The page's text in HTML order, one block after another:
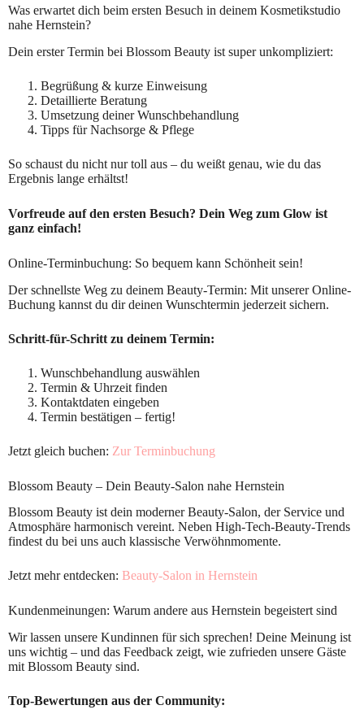
Was erwartet dich beim ersten Besuch in deinem Kosmetikstudio
nahe Hernstein?
Dein erster Termin bei Blossom Beauty ist super unkompliziert:
Begrüßung & kurze Einweisung
Detaillierte Beratung
Umsetzung deiner Wunschbehandlung
Tipps für Nachsorge & Pflege
So schaust du nicht nur toll aus – du weißt genau, wie du das
Ergebnis lange erhältst!
Vorfreude auf den ersten Besuch? Dein Weg zum Glow ist
ganz einfach!
Online-Terminbuchung: So bequem kann Schönheit sein!
Der schnellste Weg zu deinem Beauty-Termin: Mit unserer Online-
Buchung kannst du dir deinen Wunschtermin jederzeit sichern.
Schritt-für-Schritt zu deinem Termin:
Wunschbehandlung auswählen
Termin & Uhrzeit finden
Kontaktdaten eingeben
Termin bestätigen – fertig!
Jetzt gleich buchen: Zur Terminbuchung
Blossom Beauty – Dein Beauty-Salon nahe Hernstein
Blossom Beauty ist dein moderner Beauty-Salon, der Service und
Atmosphäre harmonisch vereint. Neben High-Tech-Beauty-Trends
findest du bei uns auch klassische Verwöhnmomente.
Jetzt mehr entdecken: Beauty-Salon in Hernstein
Kundenmeinungen: Warum andere aus Hernstein begeistert sind
Wir lassen unsere Kundinnen für sich sprechen! Deine Meinung ist
uns wichtig – und das Feedback zeigt, wie zufrieden unsere Gäste
mit Blossom Beauty sind.
Top-Bewertungen aus der Community: